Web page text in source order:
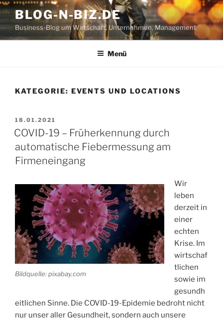
Zum
Inhalt
springen
BLOG-N-BIZ.DE
Business-Blog um Wirtschaft, Unternehmen, Management
Menü
KATEGORIE: EVENTS UND LOCATIONS
VERÖFFENTLICHT
AM
18.01.2021
COVID-19 – Früherkennung durch
automatische Fiebermessung am
Firmeneingang
Bildquelle: pixabay.com
Wir
leben
derzeit in
einer
echten
Krise. Im
wirtschaf
tlichen
sowie im
gesundh
eitlichen Sinne. Die COVID-19-Epidemie bedroht nicht
nur unser aller Gesundheit, sondern auch unsere